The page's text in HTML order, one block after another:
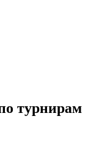
турнирам